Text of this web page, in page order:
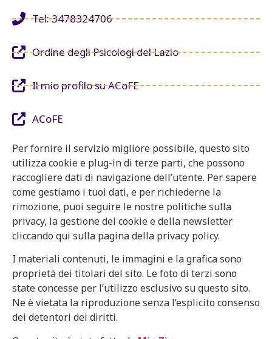
Tel: 3478324706
Ordine degli Psicologi del Lazio
Il mio profilo su ACoFE
ACoFE
Per fornire il servizio migliore possibile, questo sito
utilizza cookie e plug-in di terze parti, che possono
raccogliere dati di navigazione dell’utente. Per sapere
come gestiamo i tuoi dati, e per richiederne la
rimozione, puoi seguire le nostre politiche sulla
privacy, la gestione dei cookie e della newsletter
cliccando qui sulla pagina della privacy policy.
I materiali contenuti, le immagini e la grafica sono
proprietà dei titolari del sito. Le foto di terzi sono
state concesse per l’utilizzo esclusivo su questo sito.
Ne è vietata la riproduzione senza l’esplicito consenso
dei detentori dei diritti.